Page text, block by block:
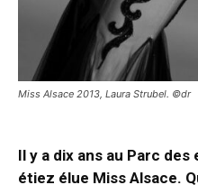
Miss Alsace 2013, Laura Strubel. ©dr
Il y a dix ans au Parc
étiez élue Miss Alsace.